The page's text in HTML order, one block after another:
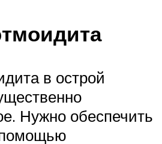
в острой
Нужно обеспечить
помощью